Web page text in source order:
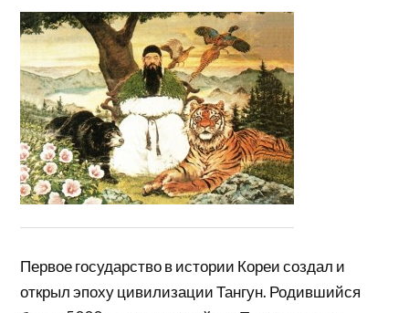
Первое государство в истории Кореи создал и
открыл эпоху цивилизации Тангун. Родившийся